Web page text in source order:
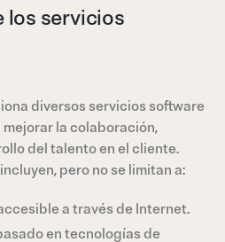
los servicios
diversos servicios software
la colaboración,
del talento en el cliente.
pero no se limitan a:
a través de Internet.
en tecnologías de